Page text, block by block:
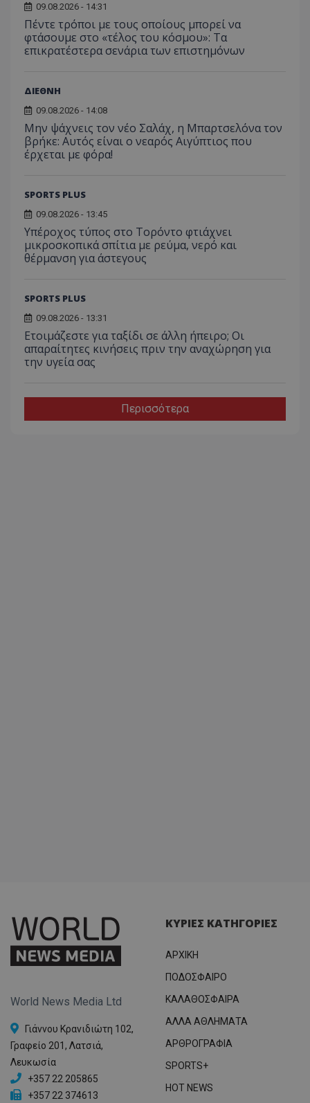
09.08.2026 - 14:31
Πέντε τρόποι με τους οποίους μπορεί να
φτάσουμε στο «τέλος του κόσμου»: Τα
επικρατέστερα σενάρια των επιστημόνων
ΔΙΕΘΝΗ
09.08.2026 - 14:08
Μην ψάχνεις τον νέο Σαλάχ, η Μπαρτσελόνα τον
βρήκε: Αυτός είναι ο νεαρός Αιγύπτιος που
έρχεται με φόρα!
SPORTS PLUS
09.08.2026 - 13:45
Υπέροχος τύπος στο Τορόντο φτιάχνει
μικροσκοπικά σπίτια με ρεύμα, νερό και
θέρμανση για άστεγους
SPORTS PLUS
09.08.2026 - 13:31
Ετοιμάζεστε για ταξίδι σε άλλη ήπειρο; Οι
απαραίτητες κινήσεις πριν την αναχώρηση για
την υγεία σας
Περισσότερα
World News Media Ltd
Γιάννου Κρανιδιώτη 102,
Γραφείο 201, Λατσιά,
Λευκωσία
+357 22 205865
+357 22 374613
ΚΥΡΙΕΣ ΚΑΤΗΓΟΡΙΕΣ
ΑΡΧΙΚΗ
ΠΟΔΟΣΦΑΙΡΟ
ΚΑΛΑΘΟΣΦΑΙΡΑ
ΑΛΛΑ ΑΘΛΗΜΑΤΑ
ΑΡΘΡΟΓΡΑΦΙΑ
SPORTS+
HOT NEWS